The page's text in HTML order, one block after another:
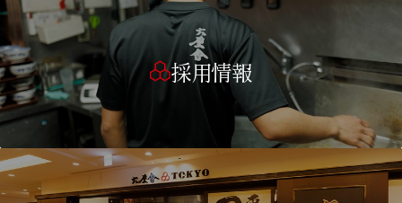
採用情報